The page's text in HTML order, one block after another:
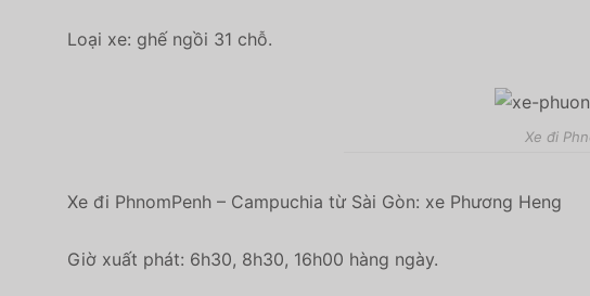
Loại xe: ghế ngồi 31 chỗ.
Xe đi
Xe đi PhnomPenh – Campuchia từ Sài Gòn: xe Phương Heng
Giờ xuất phát: 6h30, 8h30, 16h00 hàng ngày.